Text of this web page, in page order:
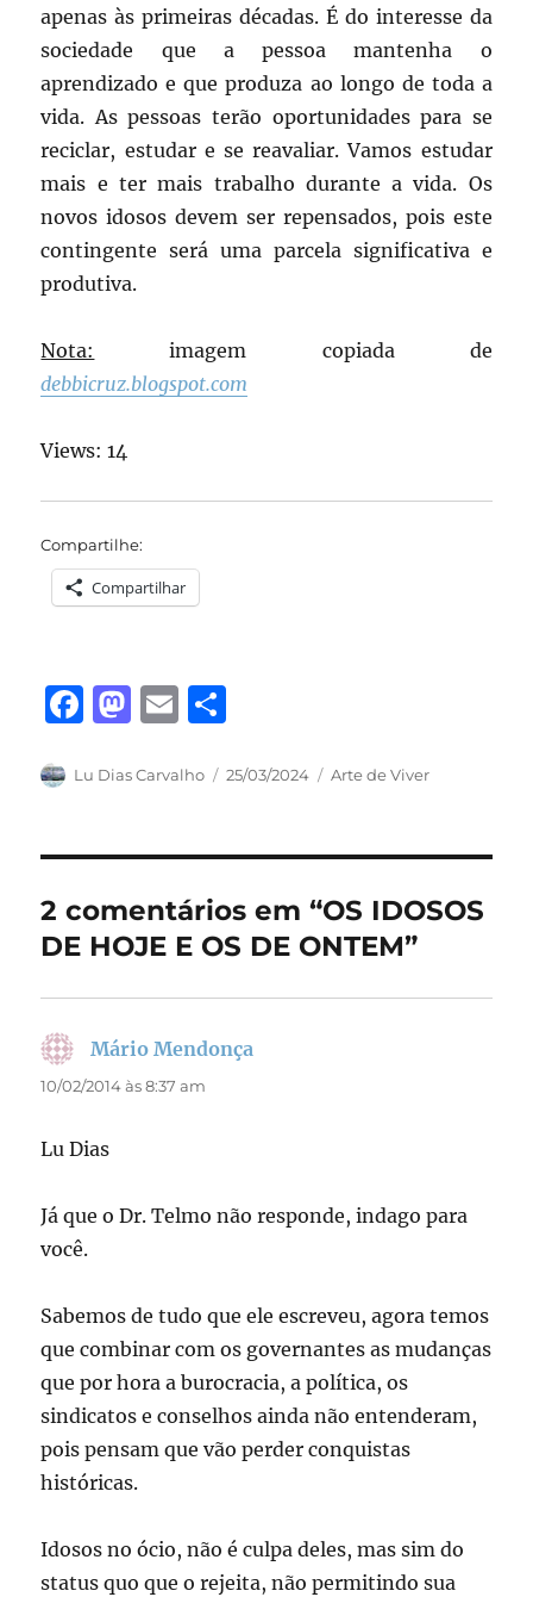
apenas às primeiras décadas. É do interesse da
sociedade que a pessoa mantenha o
aprendizado e que produza ao longo de toda a
vida. As pessoas terão oportunidades para se
reciclar, estudar e se reavaliar. Vamos estudar
mais e ter mais trabalho durante a vida. Os
novos idosos devem ser repensados, pois este
contingente será uma parcela significativa e
produtiva.
Nota:
imagem copiada de
debbicruz.blogspot.com
Views: 14
Compartilhe:
Compartilhar
F
c
b
o
o
k
M
st
d
o
n
E
ai a
Autor
Lu Dias Carvalho
Publicado
25/03/2024 Categorias
Arte de Viver
2 comentários em “OS IDOSOS
DE HOJE E OS DE ONTEM”
Mário Mendonça
10/02/2014 às 8:37 am
Lu Dias
Já que o Dr. Telmo não responde, indago para
você.
Sabemos de tudo que ele escreveu, agora temos
que combinar com os governantes as mudanças
que por hora a burocracia, a política, os
sindicatos e conselhos ainda não entenderam,
pois pensam que vão perder conquistas
históricas.
Idosos no ócio, não é culpa deles, mas sim do
status quo que o rejeita, não permitindo sua